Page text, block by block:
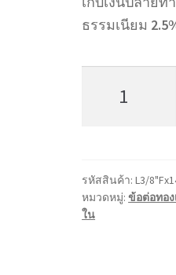
ธรรมเนียม
เกลียว
ใน
L3/8"Fx14mmH
รหัสสินค้า:L3/
หมวดหมู่:ข้อต่อทอง
ใน